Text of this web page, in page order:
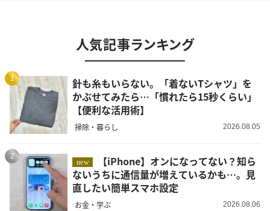
人気記事ランキング
1
針も糸もいらない。「着ないTシャツ」を
かぶせてみたら…「慣れたら15秒くらい」
【便利な活用術】
掃除・暮らし 2026.08.05
2
new
ないうちに通信量が増えているかも…。見
直したい簡単スマホ設定
お金・学ぶ 2026.08.06